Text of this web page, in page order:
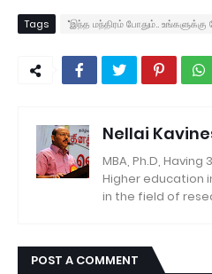
Tags "இந்த மந்திரம் போதும்..
Nellai
MBA, Ph.D,
Higher education
in the field of
POST A COMMENT